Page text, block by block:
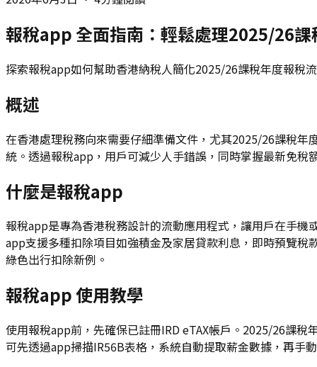
報稅app 全面指南：輕鬆處理2025/26課
探索報稅app如何幫助香港納稅人簡化2025/26課稅年度報稅
概述
在香港處理稅務向來需要仔細準備文件，尤其2025/26課稅
統。透過報稅app，用戶可減少人手錯誤，同時掌握最新免
什麼是報稅app
報稅app是專為香港稅務設計的流動應用程式，讓用戶在手
app支援多種扣除項目如強積金及家居貸款利息，即時預覽
綠色出行扣除新例。
報稅app 使用教學
使用報稅app前，先確保已註冊IRD eTAX帳戶。2025/26課
可先透過app掃描IR56B表格，系統自動提取薪金數據，再手